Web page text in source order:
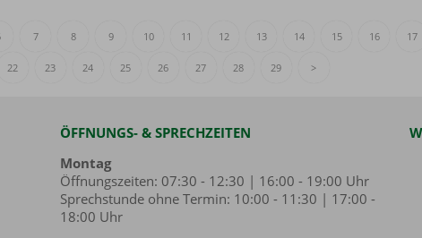
7 8 9 10 11 12 13 14 15 16 17
22 23 24 25 26 27 28 29 >
ÖFFNUNGS- & SPRECHZEITEN
Montag
Öffnungszeiten: 07:30 - 12:30 | 16:00 - 19:00 Uhr
Sprechstunde ohne Termin: 10:00 - 11:30 | 17:00 -
18:00 Uhr